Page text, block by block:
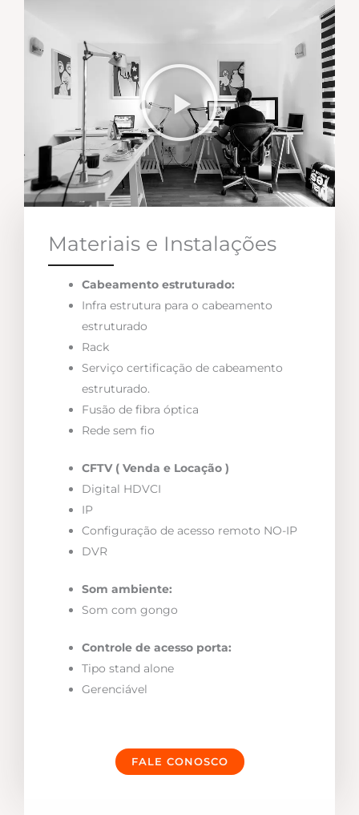
Materiais e Instalações
Cabeamento estruturado:
Infra estrutura para o cabeamento
estruturado
Rack
Serviço certificação de cabeamento
estruturado.
Fusão de fibra óptica
Rede sem fio
CFTV ( Venda e Locação )
Digital HDVCI
IP
Configuração de acesso remoto NO-IP
DVR
Som ambiente:
Som com gongo
Controle de acesso porta:
Tipo stand alone
Gerenciável
FALE CONOSCO